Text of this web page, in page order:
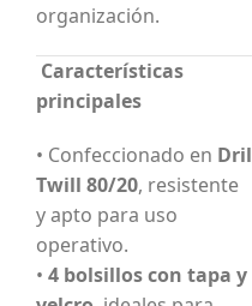
organización.
Características
principales
• Confeccionado en Dril
Twill 80/20, resistente
y apto para uso
operativo.
• 4 bolsillos con tapa y